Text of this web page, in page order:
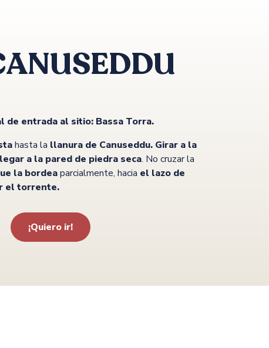
de entrada al sitio: Bassa Torra.
hasta la llanura de Canuseddu. Girar a la
a la pared de piedra seca. No cruzar la
la bordeaparcialmente, hacia el lazo de
el torrente.
¡Quiero ir!